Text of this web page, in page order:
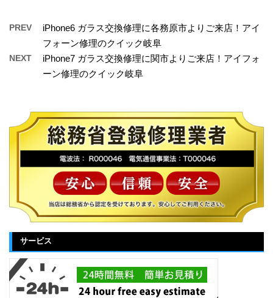
PREV
iPhone6 ガラス交換修理に各務原市よりご来店！アイ
フォーン修理のクイック岐阜
NEXT
iPhone7 ガラス交換修理に関市よりご来店！アイフォ
ーン修理のクイック岐阜
サービス